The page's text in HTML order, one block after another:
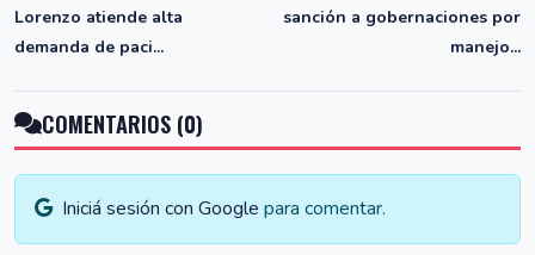
Lorenzo atiende alta
demanda de paci...
sanción a gobernaciones por
manejo...
COMENTARIOS (0)
Iniciá sesión con Google para comentar.